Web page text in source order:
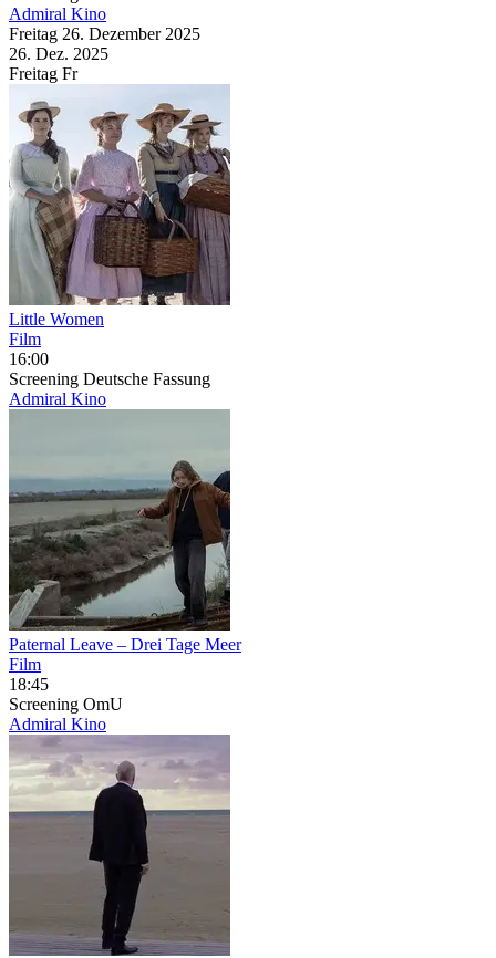
Admiral Kino
Freitag 26. Dezember 2025
26. Dez. 2025
Freitag Fr
Little Women
Film
16:00
Screening Deutsche Fassung
Admiral Kino
Paternal Leave – Drei Tage Meer
Film
18:45
Screening OmU
Admiral Kino